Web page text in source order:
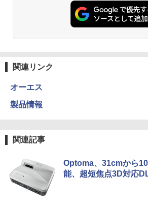
関連リンク
オーエス
製品情報
関連記事
Optoma、31cmから
能、超短焦点3D対応